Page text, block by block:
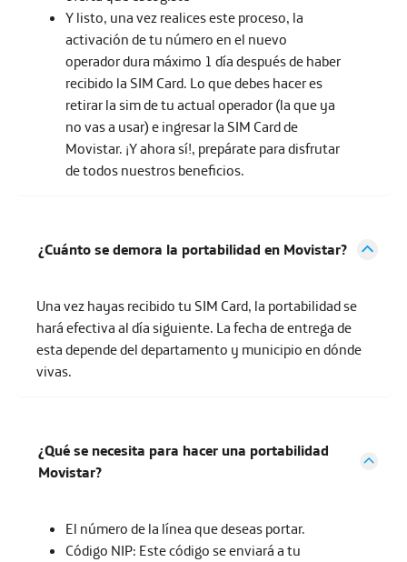
Y listo, una vez realices este proceso, la
activación de tu número en el nuevo
operador dura máximo 1 día después de haber
recibido la SIM Card. Lo que debes hacer es
retirar la sim de tu actual operador (la que ya
no vas a usar) e ingresar la SIM Card de
Movistar. ¡Y ahora sí!, prepárate para disfrutar
de todos nuestros beneficios.
¿Cuánto se demora la portabilidad en Movistar?
Una vez hayas recibido tu SIM Card, la portabilidad se
hará efectiva al día siguiente. La fecha de entrega de
esta depende del departamento y municipio en dónde
vivas.
¿Qué se necesita para hacer una portabilidad
Movistar?
El número de la línea que deseas portar.
Código NIP: Este código se enviará a tu